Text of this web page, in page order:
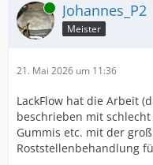
Online Johannes_P2
Meister
21. Mai 2026 um 11:36
LackFlow hat die Arbeit
beschrieben mit
Gummis etc. mit der
Roststellenbehandlung